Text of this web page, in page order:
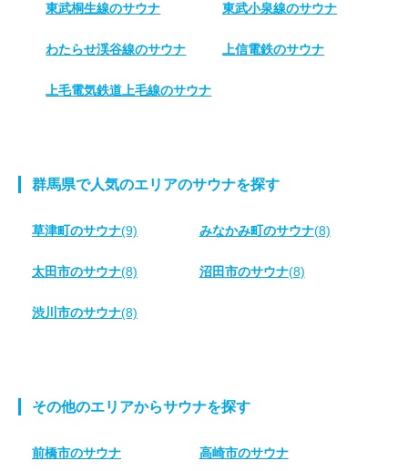
東武桐生線のサウナ 東武小泉線のサウナ
わたらせ渓谷線のサウナ 上信電鉄のサウナ
上毛電気鉄道上毛線のサウナ
群馬県で人気のエリアのサウナを探す
草津町のサウナ(9) みなかみ町のサウナ(8)
太田市のサウナ(8) 沼田市のサウナ(8)
渋川市のサウナ(8)
その他のエリアからサウナを探す
前橋市のサウナ 高崎市のサウナ